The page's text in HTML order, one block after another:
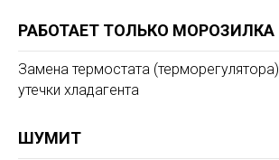
РАБОТАЕТ ТОЛЬКО МОРОЗИЛКА
Замена термостата
утечки хладагента
ШУМИТ